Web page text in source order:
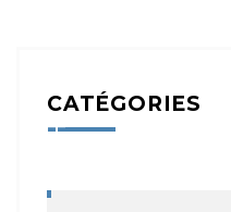
CATÉGORIES